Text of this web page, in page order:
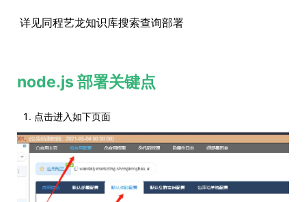
详见同程艺龙知识库搜索查询部署
node.js 部署关键点
点击进入如下页面